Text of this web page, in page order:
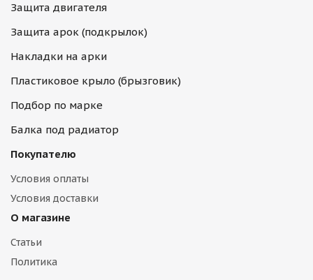
Защита двигателя
Защита арок (подкрылок)
Накладки на арки
Пластиковое крыло (брызговик)
Подбор по марке
Балка под радиатор
Покупателю
Условия оплаты
Условия доставки
О магазине
Статьи
Политика